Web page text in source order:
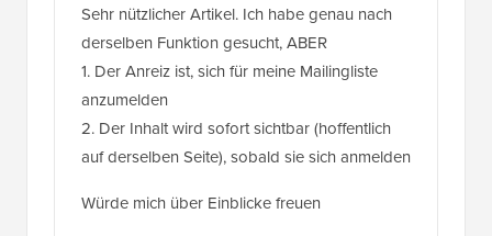
Sehr nützlicher Artikel. Ich habe genau nach
derselben Funktion gesucht, ABER
1. Der Anreiz ist, sich für meine Mailingliste
anzumelden
2. Der Inhalt wird sofort sichtbar (hoffentlich
auf derselben Seite), sobald sie sich anmelden
Würde mich über Einblicke freuen